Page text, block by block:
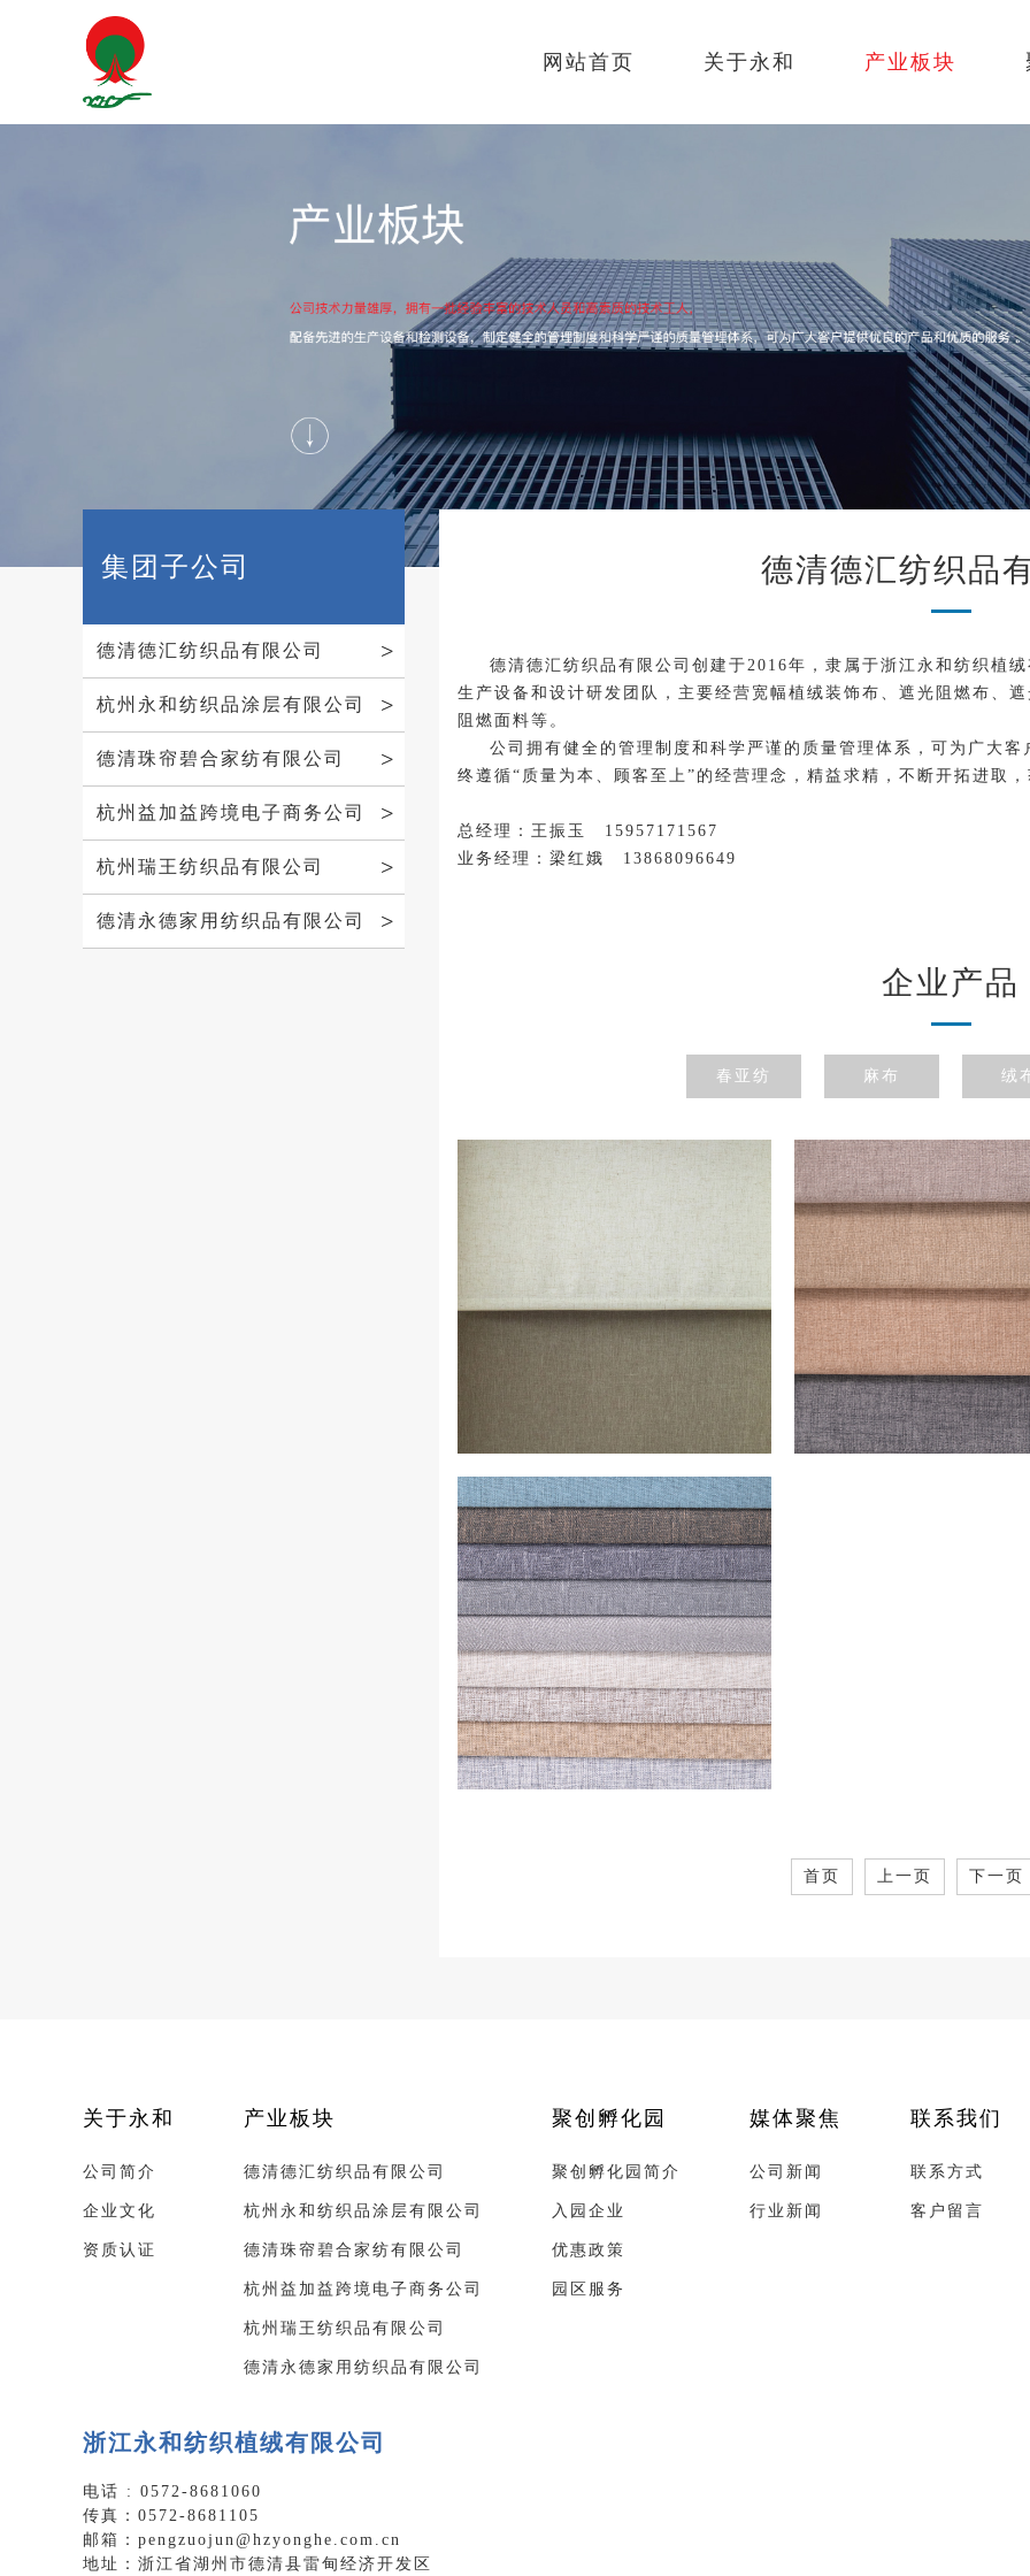
网站首页 关于永和 产业板块
集团子公司
德清德汇纺织品有限公司
杭州永和纺织品涂层有限公司
德清珠帘碧合家纺有限公司
杭州益加益跨境电子商务公司
杭州瑞王纺织品有限公司
德清永德家用纺织品有限公司
德清德汇纺织品
德清德汇纺织品有限公司创建于2016年，隶属于浙江永和纺织植
生产设备和设计研发团队，主要经营宽幅植绒装饰布、遮光阻燃布、
阻燃面料等。
公司拥有健全的管理制度和科学严谨的质量管理体系，可为广大
终遵循“质量为本、顾客至上”的经营理念，精益求精，不断开拓进取
总经理：王振玉 15957171567
业务经理：梁红娥 13868096649
企业产品
春亚纺 麻布 绒
首页 上一页 下一页
关于永和
公司简介
企业文化
资质认证
产业板块
德清德汇纺织品有限公司
杭州永和纺织品涂层有限公司
德清珠帘碧合家纺有限公司
杭州益加益跨境电子商务公司
杭州瑞王纺织品有限公司
德清永德家用纺织品有限公司
聚创孵化园
聚创孵化园简介
入园企业
优惠政策
园区服务
媒体聚焦
公司新闻
行业新闻
联系我们
联系方式
客户留言
浙江永和纺织植绒有限公司
电话 : 0572-8681060
传真：0572-8681105
邮箱：pengzuojun@hzyonghe.com.cn
地址：浙江省湖州市德清县雷甸经济开发区